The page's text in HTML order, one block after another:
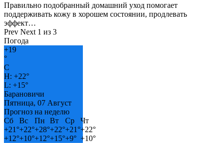
Правильно подобранный домашний уход помогает
поддерживать кожу в хорошем состоянии, продлевать
эффект…
Prev Next 1 из 3
Погода
+19
°
C
H: +22°
L: +15°
Барановичи
Пятница, 07 Август
Прогноз на неделю
Сб
Вс Пн Вт Ср
Чт
+21°+22°+28°+22°+21°+22°
+12°+10°+12°+15°+9° +10°